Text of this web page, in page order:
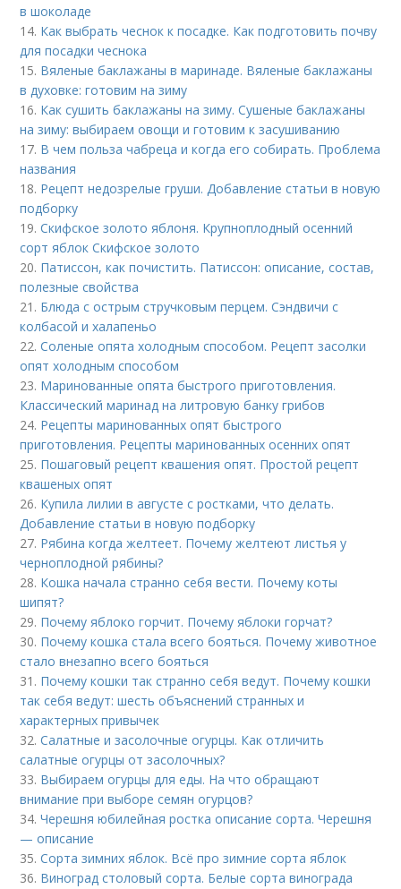
в шоколаде
14. Как выбрать чеснок к посадке. Как подготовить почву
для посадки чеснока
15. Вяленые баклажаны в маринаде. Вяленые баклажаны
в духовке: готовим на зиму
16. Как сушить баклажаны на зиму. Сушеные баклажаны
на зиму: выбираем овощи и готовим к засушиванию
17. В чем польза чабреца и когда его собирать. Проблема
названия
18. Рецепт недозрелые груши. Добавление статьи в новую
подборку
19.Скифское золото яблоня. Крупноплодный осенний
сорт яблок Скифское золото
20. Патиссон, как почистить. Патиссон: описание, состав,
полезные свойства
21. Блюда с острым стручковым перцем. Сэндвичи с
колбасой и халапеньо
22.Соленые опята холодным способом. Рецепт засолки
опят холодным способом
23. Маринованные опята быстрого приготовления.
Классический маринад на литровую банку грибов
24. Рецепты маринованных опят быстрого
приготовления. Рецепты маринованных осенних опят
25. Пошаговый рецепт квашения опят. Простой рецепт
квашеных опят
26. Купила лилии в августе с ростками, что делать.
Добавление статьи в новую подборку
27. Рябина когда желтеет. Почему желтеют листья у
черноплодной рябины?
28. Кошка начала странно себя вести. Почему коты
шипят?
29. Почему яблоко горчит. Почему яблоки горчат?
30. Почему кошка стала всего бояться. Почему животное
стало внезапно всего бояться
31. Почему кошки так странно себя ведут. Почему кошки
так себя ведут: шесть объяснений странных и
характерных привычек
32.Салатные и засолочные огурцы. Как отличить
салатные огурцы от засолочных?
33. Выбираем огурцы для еды. На что обращают
внимание при выборе семян огурцов?
34.Черешня юбилейная ростка описание сорта. Черешня
— описание
35.Сорта зимних яблок. Всё про зимние сорта яблок
36. Виноград столовый сорта. Белые сорта винограда